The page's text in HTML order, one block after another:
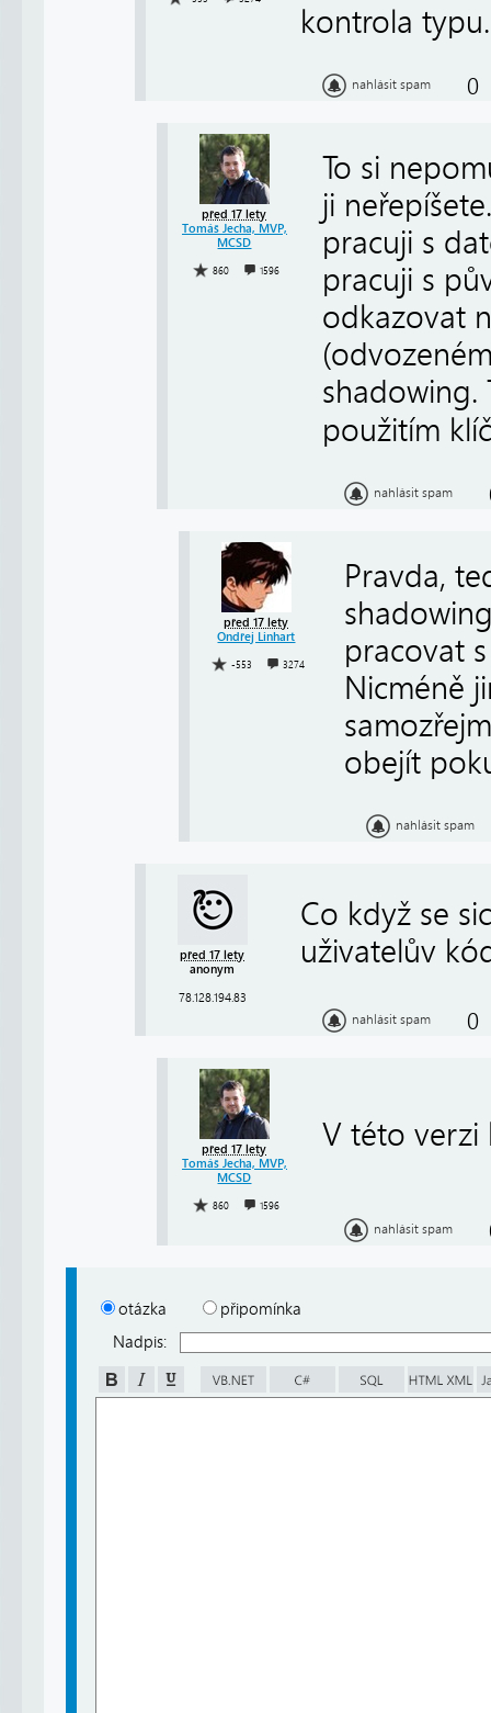
kontrola typu.
nahlásit spam 0
před 17 lety
Tomáš Jecha, MVP,
MCSD
860 1596
To si
ji
pracuji s
pracuji s
odkazovat
shadowing.
použitím
nahlásit spam
před 17 lety
Ondřej Linhart
-553 3274
Pravda,
pracovat
Nicméně
obejít
nahlásit spam
před 17 lety
anonym
78.128.194.83
Co když se
uživatelův
nahlásit spam 0
před 17 lety
Tomáš Jecha, MVP,
MCSD
860 1596
V této verzi
nahlásit spam
otázka
připomínka
Nadpis: